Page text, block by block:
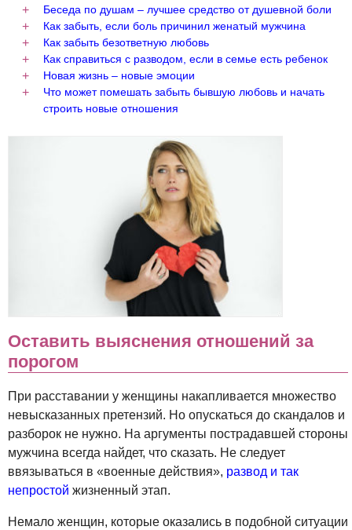
Беседа по душам – лучшее средство от душевной боли
Как забыть, если боль причинил женатый мужчина
Как забыть безответную любовь
Как справиться с разводом, если в семье есть ребенок
Новая жизнь – новые эмоции
Что может помешать забыть бывшую любовь и начать
строить новые отношения
Оставить выяснения отношений за
порогом
При расставании у женщины накапливается множество
невысказанных претензий. Но опускаться до скандалов и
разборок не нужно. На аргументы пострадавшей стороны
мужчина всегда найдет, что сказать. Не следует
ввязываться в «военные действия», развод и так
непростой жизненный этап.
Немало женщин, которые оказались в подобной ситуации